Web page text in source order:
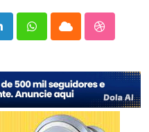
WhatsappCloud